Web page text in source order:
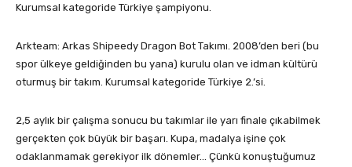
Kurumsal kategoride Türkiye şampiyonu.
Arkteam: Arkas Shipeedy Dragon Bot Takımı. 2008’den beri (bu
spor ülkeye geldiğinden bu yana) kurulu olan ve idman kültürü
oturmuş bir takım. Kurumsal kategoride Türkiye 2.’si.
2,5 aylık bir çalışma sonucu bu takımlar ile yarı finale çıkabilmek
gerçekten çok büyük bir başarı. Kupa, madalya işine çok
odaklanmamak gerekiyor ilk dönemler… Çünkü konuştuğumuz